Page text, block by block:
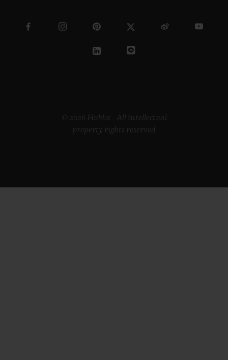
© 2026 Hublot - All intellectual
property rights reserved